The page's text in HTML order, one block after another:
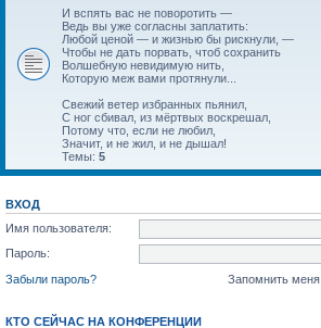
И вспять вас не поворотить —
Ведь вы уже согласны заплатить:
Любой ценой — и жизнью бы рискнули, —
Чтобы не дать порвать, чтоб сохранить
Волшебную невидимую нить,
Которую меж вами протянули...
Свежий ветер избранных пьянил,
С ног сбивал, из мёртвых воскрешал,
Потому что, если не любил,
Значит, и не жил, и не дышал!
Темы: 5
ВХОД
Имя пользователя:
Пароль:
Забыли пароль?
Запомнить меня
КТО СЕЙЧАС НА КОНФЕРЕНЦИИ